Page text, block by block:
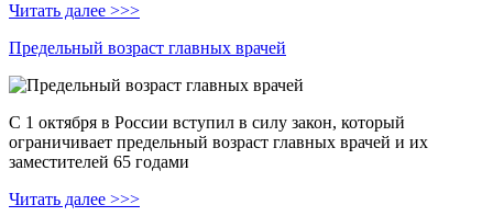
Читать далее >>>
Предельный возраст главных врачей
С 1 октября в России вступил в силу закон, который
ограничивает предельный возраст главных врачей и их
заместителей 65 годами
Читать далее >>>